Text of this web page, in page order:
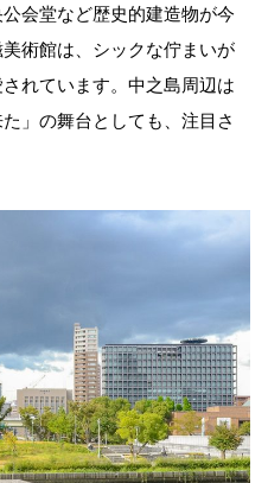
会堂など歴史的建造物が今
術館は、シックな佇まいが
れています。中之島周辺は
」の舞台としても、注目さ